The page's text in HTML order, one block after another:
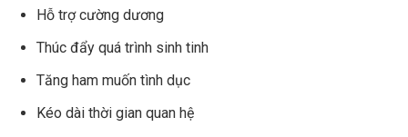
Hỗ trợ cường dương
Thúc đẩy quá trình sinh tinh
Tăng ham muốn tình dục
Kéo dài thời gian quan hệ